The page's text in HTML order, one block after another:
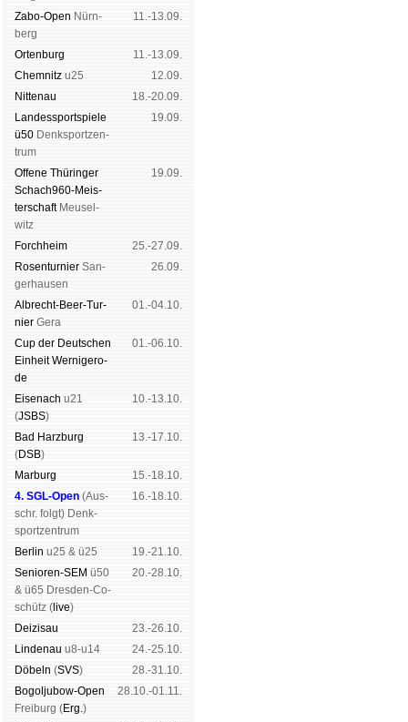
Zabo-Open Nürn­
berg
11.-13.09.
Orten­burg
11.-13.09.
Chem­nitz u25
12.09.
Nitte­nau
18.-20.09.
Landes­sport­spiele
ü50 Denk­sport­zen­
trum
19.09.
Offene Thü­rin­ger
Schach960-Meis­
ter­schaftMeu­sel­
witz
19.09.
Forch­heim
25.-27.09.
Rosen­tur­nier San­
ger­hau­sen
26.09.
Albrecht-Beer-Tur­
nier Ge­ra
01.-04.10.
Cup der Deut­schen
Ein­heit Wer­ni­ge­ro­
de
01.-06.10.
Eise­nach u21
(JSBS)
10.-13.10.
Bad Harz­burg
(DSB)
13.-17.10.
Mar­burg
15.-18.10.
4. SGL-Open (Aus­
schr. folgt) Denk­
sport­zen­trum
16.-18.10.
Ber­lin u25 & ü25
19.-21.10.
Senioren-SEM ü50
& ü65 Dres­den-Co­
schütz ( live)
20.-28.10.
Dei­zi­sau
23.-26.10.
Lin­de­nau u8-u14
24.-25.10.
Dö­beln (SVS)
28.-31.10.
Bogoljubow-Open
Frei­burg (Erg.)
28.10.-01.11.